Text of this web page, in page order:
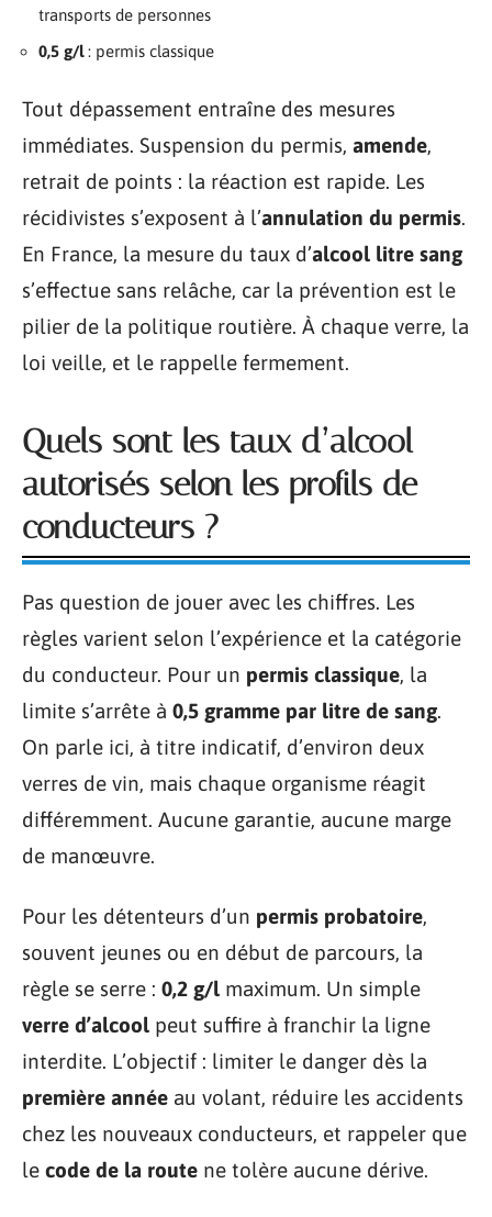
transports de personnes
0,5 g/l: permis classique
Tout dépassement entraîne des mesures
immédiates. Suspension du permis, amende,
retrait de points : la réaction est rapide. Les
récidivistes s’exposent à l’annulation du permis.
En France, la mesure du taux d’alcool litre sang
s’effectue sans relâche, car la prévention est le
pilier de la politique routière. À chaque verre, la
loi veille, et le rappelle fermement.
Quels sont les taux d’alcool
autorisés selon les profils de
conducteurs ?
Pas question de jouer avec les chiffres. Les
règles varient selon l’expérience et la catégorie
du conducteur. Pour un permis classique, la
limite s’arrête à 0,5 gramme par litre de sang.
On parle ici, à titre indicatif, d’environ deux
verres de vin, mais chaque organisme réagit
différemment. Aucune garantie, aucune marge
de manœuvre.
Pour les détenteurs d’un permis probatoire,
souvent jeunes ou en début de parcours, la
règle se serre : 0,2 g/l maximum. Un simple
verre d’alcool peut suffire à franchir la ligne
interdite. L’objectif : limiter le danger dès la
première année au volant, réduire les accidents
chez les nouveaux conducteurs, et rappeler que
le code de la route ne tolère aucune dérive.